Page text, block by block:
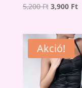
5,200Ft Original
was:
5,200 Ft.
3,900 Ft
Akció!